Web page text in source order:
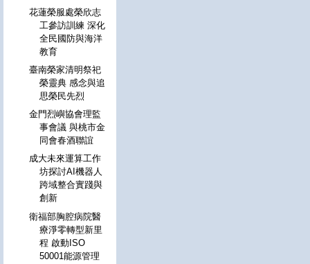
花蓮榮服處榮欣志
工參訪訓練 深化
全民國防與海洋
教育
臺南榮家清明祭祀
榮靈典 感念與追
思榮民先烈
金門烈嶼協會理監
事會議 與桃市金
同會春酒聯誼
成大未來運算工作
坊探討AI機器人
跨域整合實踐與
創新
衛福部胸腔病院醫
療淨零轉型新里
程 啟動ISO
50001能源管理